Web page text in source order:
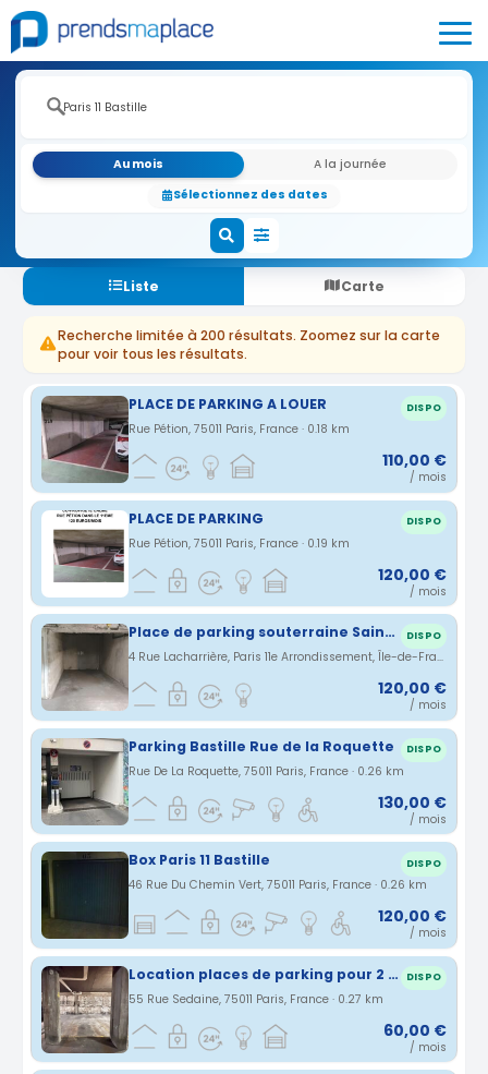
Au mois
A la journée
Sélectionnez des dates
Liste Carte
Recherche limitée à 200 résultats. Zoomez sur la carte
pour voir tous les résultats.
PLACE DE PARKING A LOUER DISPO
Rue Pétion, 75011 Paris, France · 0.18 km
110,00 €
/ mois
PLACE DE PARKING DISPO
Rue Pétion, 75011 Paris, France · 0.19 km
120,00 €
/ mois
Place de parking souterraine Saint Ambroise Paris 11 DISPO
4 Rue Lacharrière, Paris 11e Arrondissement, Île-de-France, France · 0.25 km
120,00 €
/ mois
Parking Bastille Rue de la Roquette DISPO
Rue De La Roquette, 75011 Paris, France · 0.26 km
130,00 €
/ mois
Box Paris 11 Bastille DISPO
46 Rue Du Chemin Vert, 75011 Paris, France · 0.26 km
120,00 €
/ mois
Location places de parking pour 2 roues - Paris 11 DISPO
55 Rue Sedaine, 75011 Paris, France · 0.27 km
60,00 €
/ mois